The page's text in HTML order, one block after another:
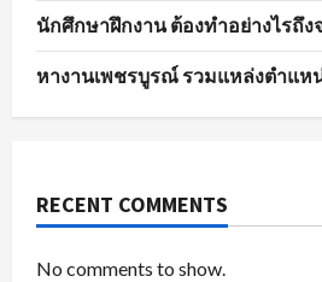
นักศึกษาฝึกงาน ต้องทำอย่างไรถึง
หางานเพชรบูรณ์ รวมแหล่งตำแห
RECENT COMMENTS
No comments to show.